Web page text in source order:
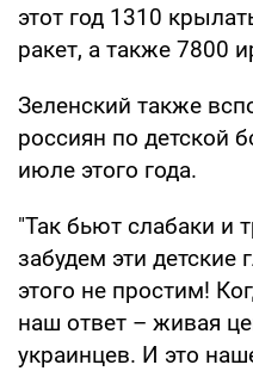
этот год 1310
ракет, а также 7800
Зеленский также
россиян по детской
июле этого года.
"Так бьют слабаки и
забудем эти
этого не простим!
наш ответ – живая
украинцев. И это